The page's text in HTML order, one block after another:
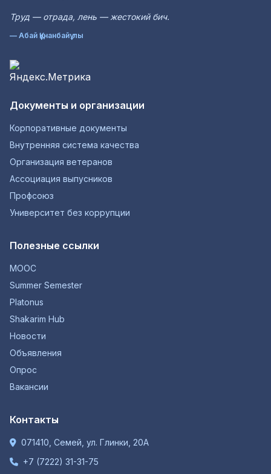
Труд — отрада, лень — жестокий бич.
— Абай Құнанбайұлы
Документы и организации
Корпоративные документы
Внутренняя система качества
Организация ветеранов
Ассоциация выпусников
Профсоюз
Университет без коррупции
Полезные ссылки
MOOC
Summer Semester
Platonus
Shakarim Hub
Новости
Объявления
Опрос
Вакансии
Контакты
071410, Семей, ул. Глинки, 20А
+7 (7222) 31-31-75